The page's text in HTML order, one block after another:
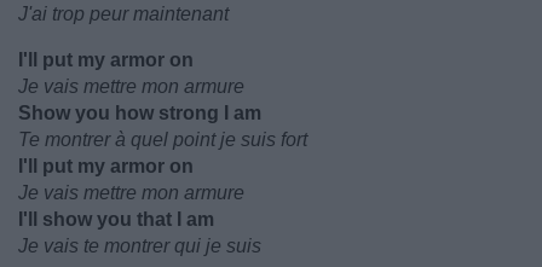
J'ai trop peur maintenant
I'll put my armor on
Je vais mettre mon armure
Show you how strong I am
Te montrer à quel point je suis fort
I'll put my armor on
Je vais mettre mon armure
I'll show you that I am
Je vais te montrer qui je suis